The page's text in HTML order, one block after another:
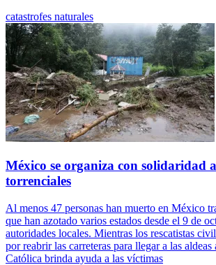
catastrofes naturales
México se organiza con solidaridad
torrenciales
Al menos 47 personas han muerto en México
que han azotado varios estados desde el 9 de
autoridades locales. Mientras los rescatistas
por reabrir las carreteras para llegar a las aldeas
Católica brinda ayuda a las víctimas